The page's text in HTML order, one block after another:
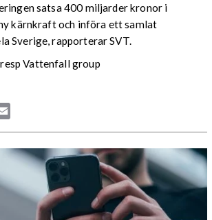
satsa 400 miljarder kronor i
kärnkraft och införa ett samlat
Sverige, rapporterar SVT.
Vattenfall group